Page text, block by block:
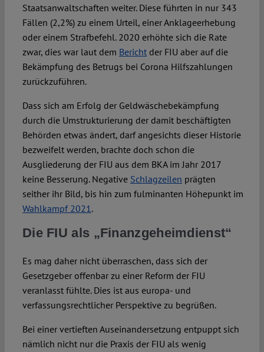
Staatsanwaltschaften weiter. Diese führten in nur 343
Fällen (2,2%) zu einem Urteil, einer Anklageerhebung
oder einem Strafbefehl. 2020 erhöhte sich die Rate
zwar, dies war laut dem Berichtder FIU aber auf die
Bekämpfung des Betrugs bei Corona Hilfszahlungen
zurückzuführen.
Dass sich am Erfolg der Geldwäschebekämpfung
durch die Umstrukturierung der damit beschäftigten
Behörden etwas ändert, darf angesichts dieser Historie
bezweifelt werden, brachte doch schon die
Ausgliederung der FIU aus dem BKA im Jahr 2017
keine Besserung. Negative Schlagzeilen prägten
seither ihr Bild, bis hin zum fulminanten Höhepunkt im
Wahlkampf 2021 .
Die FIU als „Finanzgeheimdienst“
Es mag daher nicht überraschen, dass sich der
Gesetzgeber offenbar zu einer Reform der FIU
veranlasst fühlte. Dies ist aus europa- und
verfassungsrechtlicher Perspektive zu begrüßen.
Bei einer vertieften Auseinandersetzung entpuppt sich
nämlich nicht nur die Praxis der FIU als wenig